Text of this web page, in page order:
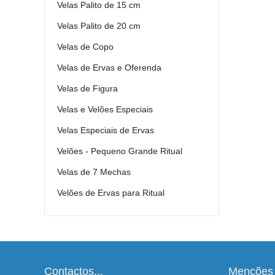
Velas Palito de 15 cm
Velas Palito de 20 cm
Velas de Copo
Velas de Ervas e Oferenda
Velas de Figura
Velas e Velões Especiais
Velas Especiais de Ervas
Velões - Pequeno Grande Ritual
Velas de 7 Mechas
Velões de Ervas para Ritual
Contactos...